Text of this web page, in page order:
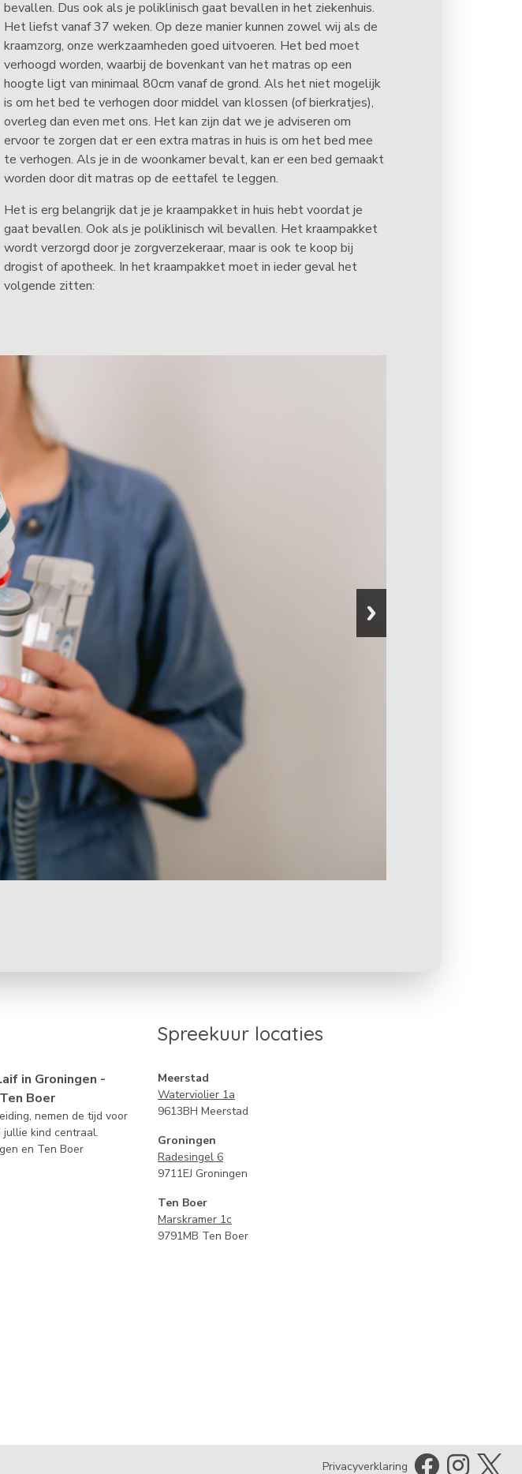
bevallen. Dus ook als je poliklinisch gaat bevallen in het ziekenhuis.
Het liefst vanaf 37 weken. Op deze manier kunnen zowel wij als de
kraamzorg, onze werkzaamheden goed uitvoeren. Het bed moet
verhoogd worden, waarbij de bovenkant van het matras op een
hoogte ligt van minimaal 80cm vanaf de grond. Als het niet mogelijk
is om het bed te verhogen door middel van klossen (of bierkratjes),
overleg dan even met ons. Het kan zijn dat we je adviseren om
ervoor te zorgen dat er een extra matras in huis is om het bed mee
te verhogen. Als je in de woonkamer bevalt, kan er een bed gemaakt
worden door dit matras op de eettafel te leggen.
Het is erg belangrijk dat je je kraampakket in huis hebt voordat je
gaat bevallen. Ook als je poliklinisch wil bevallen. Het kraampakket
wordt verzorgd door je zorgverzekeraar, maar is ook te koop bij
drogist of apotheek. In het kraampakket moet in ieder geval het
volgende zitten:
in Groningen -
Boer
nemen de tijd voor
kind centraal.
en Ten Boer
Spreekuur locaties
Meerstad
Waterviolier 1a
9613BH Meerstad
Groningen
Radesingel 6
9711EJ Groningen
Ten Boer
Marskramer 1c
9791MB Ten Boer
Privacyverklaring